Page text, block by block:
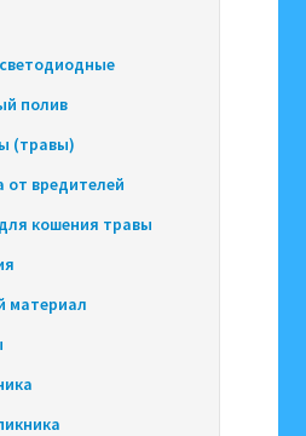
полив
(травы)
от вредителей
кошения травы
материал